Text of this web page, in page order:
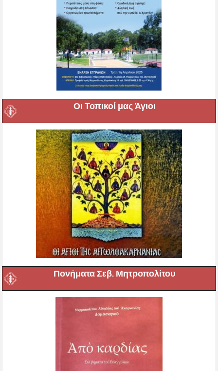
Οι Τοπικοί μας Άγιοι
Πονήματα Σεβ. Μητροπολίτου